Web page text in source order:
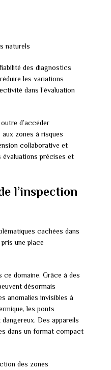
naturels
des diagnostics
les variations
dans l’évaluation
d’accéder
zones à risques
collaborative et
évaluations précises et
l’inspection
cachées dans
une place
domaine. Grâce à des
désormais
anomalies invisibles à
les ponts
Des appareils
dans un format compact
des zones